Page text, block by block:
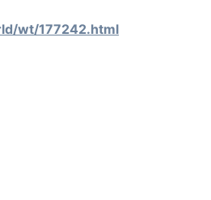
wt/177242.html